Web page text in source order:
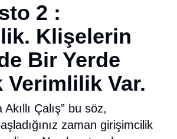
2 :
Klişelerin
Bir Yerde
Verimlilik Var.
Çalış” bu söz,
zaman girişimcilik